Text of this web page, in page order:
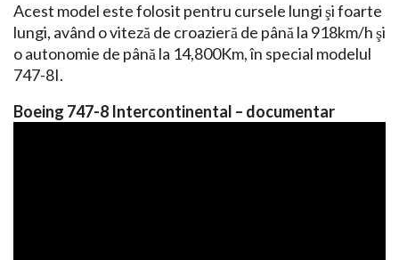
Acest model este folosit pentru cursele lungi şi foarte
lungi, având o viteză de croazieră de până la 918km/h şi
o autonomie de până la 14,800Km, în special modelul
747-8I.
Boeing 747-8 Intercontinental – documentar